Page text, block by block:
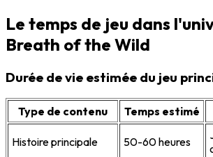
Le temps de jeu dans
Breath of the Wild
Durée de vie estimée du jeu
Type de contenu Temps estimé
Histoire principale 50-60 heures